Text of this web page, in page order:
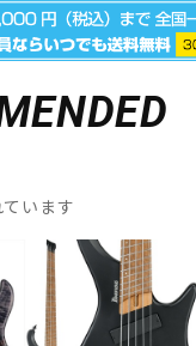
います